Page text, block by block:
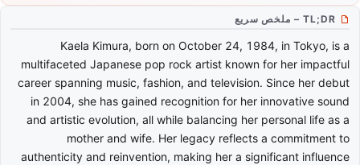
TL;DR – ملخص سريع
Kaela Kimura, born on October 24, 1984, in Tokyo, is a
multifaceted Japanese pop rock artist known for her impactful
career spanning music, fashion, and television. Since her debut
in 2004, she has gained recognition for her innovative sound
and artistic evolution, all while balancing her personal life as a
mother and wife. Her legacy reflects a commitment to
authenticity and reinvention, making her a significant influence